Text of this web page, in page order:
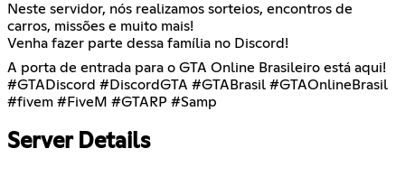
Neste servidor, nós realizamos sorteios, encontros de
carros, missões e muito mais!
Venha fazer parte dessa família no Discord!
A porta de entrada para o GTA Online Brasileiro está aqui!
#GTADiscord #DiscordGTA #GTABrasil #GTAOnlineBrasil
#fivem #FiveM #GTARP #Samp
Server Details